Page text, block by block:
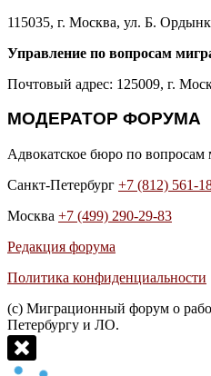
115035, г. Москва, ул. Б.
Управление по вопросам
Почтовый адрес: 125009, г.
МОДЕРАТОР ФОРУМА
Адвокатское бюро по вопросам
Санкт-Петербург +7 (812) 561-
Москва +7 (499) 290-29-83
Редакция форума
Политика конфиденциальности
(с) Миграционный форум о
Петербургу и ЛО.